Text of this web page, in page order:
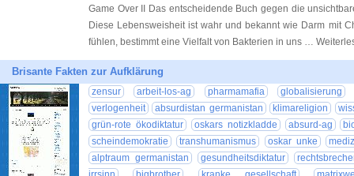
Game Over II Das entscheidende Buch gegen die
Diese Lebensweisheit ist wahr und bekannt wie Darm mit
fühlen, bestimmt eine Vielfalt von Bakterien in uns …
Brisante Fakten zur Aufklärung
zensur arbeit-los-ag pharmamafia
globalisierung
verlogenheit
absurdistan germanistan klimareligion
grün-rote ökodiktatur
oskars notizkladde absurd-ag
scheindemokratie
transhumanismus oskar unke
alptraum germanistan
gesundheitsdiktatur